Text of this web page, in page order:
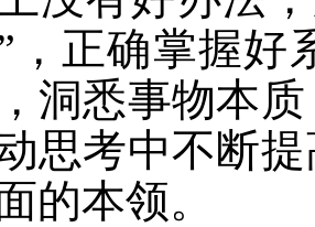
，正确掌握好
洞悉事物本
思考中不断
的本领。